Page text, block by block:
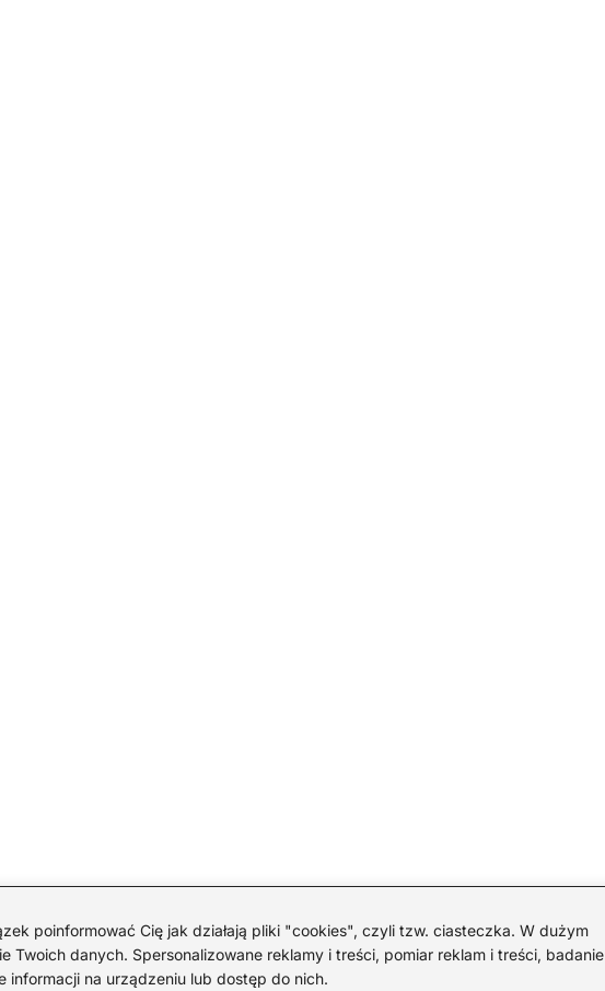
poinformować Cię jak działają pliki "cookies", czyli tzw. ciasteczka. W dużym
Twoich danych. Spersonalizowane reklamy i treści, pomiar reklam i treści, badanie
informacji na urządzeniu lub dostęp do nich.